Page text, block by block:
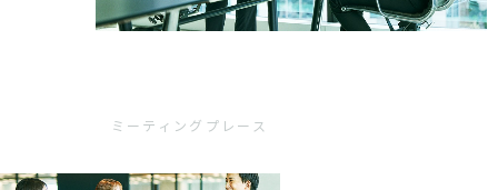
ミーティングプレース